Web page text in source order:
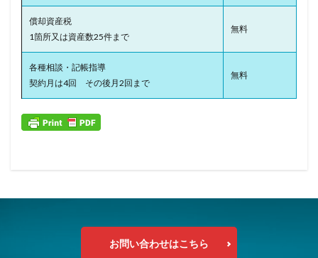
償却資産税
1箇所又は資産数25件まで
無料
各種相談・記帳指導
契約月は4回 その後月2回まで
無料
お問い合わせはこちら